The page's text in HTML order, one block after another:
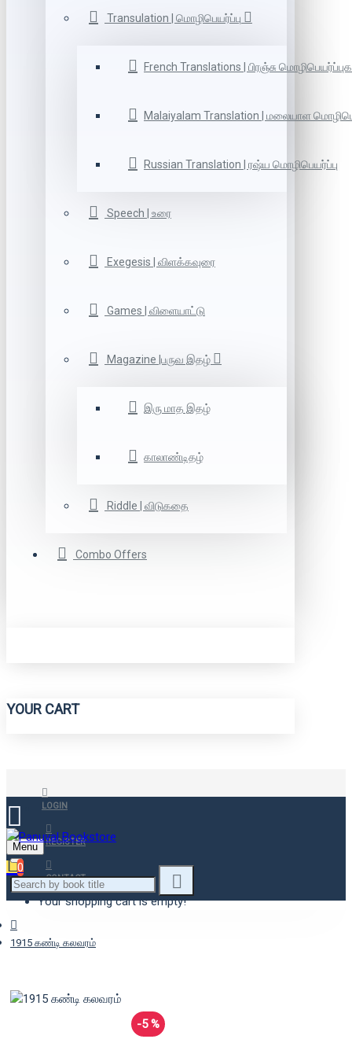
Transulation | மொழிபெயர்ப்பு
French Translations | பிரஞ்சு
Malaiyalam Translation | மலையாள
Russian Translation | ரஷ்ய மொழிபெயர்ப்பு
Speech | உரை
Exegesis | விளக்கவுரை
Games | விளையாட்டு
Magazine |பருவ இதழ்
இரு மாத இதழ்
காலாண்டிதழ்
Riddle | விடுகதை
Combo Offers
YOUR CART
LOGIN
REGISTER
CONTACT
Menu
0
Your shopping cart is empty!
1915 கண்டி கலவரம்
-5 %